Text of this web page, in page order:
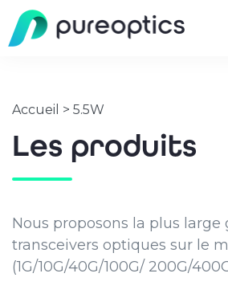
Accueil > 5.5W
Les produits
Nous proposons la plus large
transceivers optiques sur le
(1G/10G/40G/100G/ 200G/